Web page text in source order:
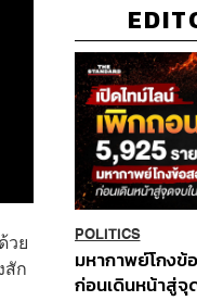
วย
สัก
POLITICS
มหากาพย์โกง
ก่อนเดินหน้าสู่จุ